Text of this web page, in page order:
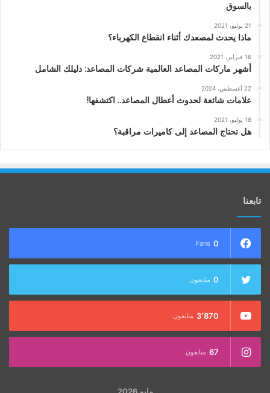
بالسوق
21 يوليو، 2021
ماذا يحدث لمصعدك أثناء انقطاع الكهرباء؟
16 فبراير، 2021
أشهر ماركات المصاعد العالمية شركات المصاعد: دليلك الشامل
22 أغسطس، 2024
علامات شائعة لحدوث أعطال المصاعد.. اكتشفها!
18 يوليو، 2021
هل تحتاج المصاعد إلى كاميرات مراقبة؟
تابعنا
0
Fans
0 متابعون
3٬870 متابعون
67 متابعون
مايو 2026